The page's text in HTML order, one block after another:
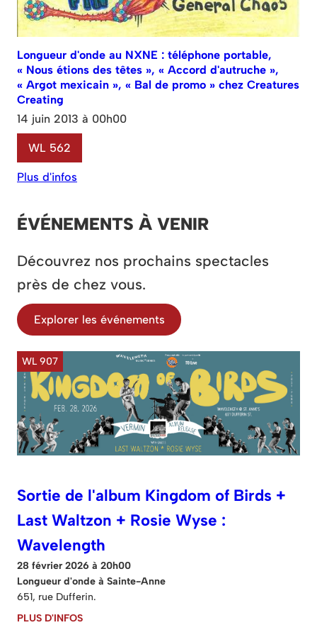
Longueur d'onde au NXNE : téléphone portable,
« Nous étions des têtes », « Accord d'autruche »,
« Argot mexicain », « Bal de promo » chez Creatures
Creating
14 juin 2013 à 00h00
WL 562
Plus d'infos
ÉVÉNEMENTS À VENIR
Découvrez nos prochains spectacles
près de chez vous.
Explorer les événements
WL 907
Sortie de l'album Kingdom of Birds +
Last Waltzon + Rosie Wyse :
Wavelength
28 février 2026 à 20h00
Longueur d'onde à Sainte-Anne
651, rue Dufferin.
PLUS D'INFOS